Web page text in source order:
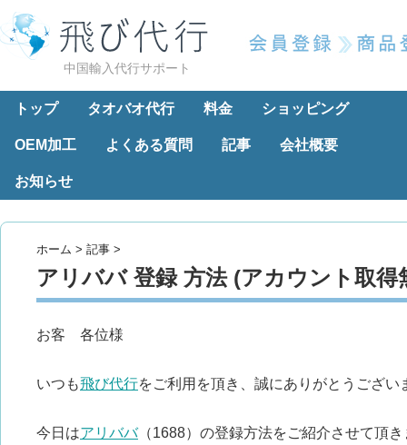
中国輸入代行サポート
トップ タオバオ代行 料金 ショッピング
OEM加工 よくある質問 記事 会社概要
お知らせ
ホーム > 記事 >
アリババ 登録 方法 (アカウント取得
お客 各位様
いつも飛び代行をご利用を頂き、誠にありがとうござい
今日はアリババ（1688）の登録方法をご紹介させて頂き